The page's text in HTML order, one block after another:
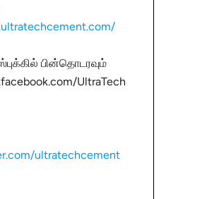
பின்தொடரவும்
UltraTech
ultratechcement